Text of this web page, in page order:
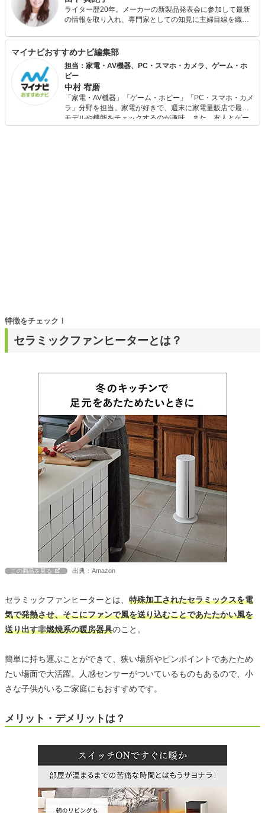
ライター歴20年。メーカーの新製品発表会に参加して最新
の情報を取り入れ、専門家としての知見に主婦目線を織り
らしを快適にしてくれる家電の取り入れ方を研究中。 また
美容家電にも目がなく、毎日様々な美容家電を試しては、
使用感や実感を紹介する体験レポも多数行っている。
マイナビおすすめナビ編集部
担当：家電・AV機器、PC・スマホ・カメラ、ゲーム・ホ
ビー
中村 宥磨
「家電・AV機器」「ゲーム・ホビー」「PC・スマホ・カメ
ラ」分野を担当。家電が好きで、週末に家電量販店で最新
モデルや機能をチェックするのが趣味。また、友人とゲー
ムを楽しみながら、新作タイトルやイベント情報もいち早
セラミックファンヒーターとは？
特徴をチェック！
この商品を見る 出典：Amazon
セラミックファンヒーターとは、 特殊加工されたセラミックスを電
気で発熱させ、そこにファンで風を送り込むことであたたかい風を
送り出す非燃焼系の暖房器具のこと。
簡単に持ち運ぶことができて、狭い場所やピンポイントであたため
たい場面で大活躍。人感センサーがついているものもあるので、小
さな子供がいるご家庭にもおすすめです。
メリット・デメリットは？